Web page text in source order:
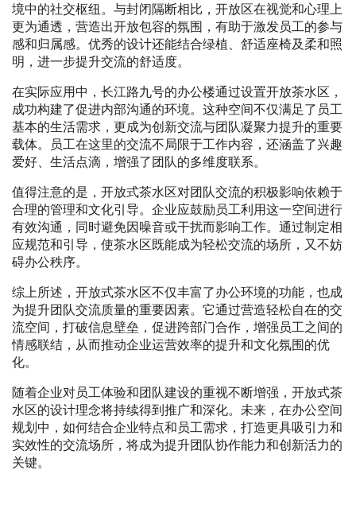
境中的社交枢纽。与封闭隔断相比，开放区在视觉和心理上
更为通透，营造出开放包容的氛围，有助于激发员工的参与
感和归属感。优秀的设计还能结合绿植、舒适座椅及柔和照
明，进一步提升交流的舒适度。
在实际应用中，长江路九号的办公楼通过设置开放茶水区，
成功构建了促进内部沟通的环境。这种空间不仅满足了员工
基本的生活需求，更成为创新交流与团队凝聚力提升的重要
载体。员工在这里的交流不局限于工作内容，还涵盖了兴趣
爱好、生活点滴，增强了团队的多维度联系。
值得注意的是，开放式茶水区对团队交流的积极影响依赖于
合理的管理和文化引导。企业应鼓励员工利用这一空间进行
有效沟通，同时避免因噪音或干扰而影响工作。通过制定相
应规范和引导，使茶水区既能成为轻松交流的场所，又不妨
碍办公秩序。
综上所述，开放式茶水区不仅丰富了办公环境的功能，也成
为提升团队交流质量的重要因素。它通过营造轻松自在的交
流空间，打破信息壁垒，促进跨部门合作，增强员工之间的
情感联结，从而推动企业运营效率的提升和文化氛围的优
化。
随着企业对员工体验和团队建设的重视不断增强，开放式茶
水区的设计理念将持续得到推广和深化。未来，在办公空间
规划中，如何结合企业特点和员工需求，打造更具吸引力和
实效性的交流场所，将成为提升团队协作能力和创新活力的
关键。